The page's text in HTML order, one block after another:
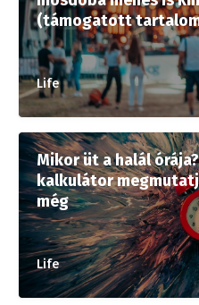
(támogatott
Life
Mikor üt a halál
kalkulátor
még
Life